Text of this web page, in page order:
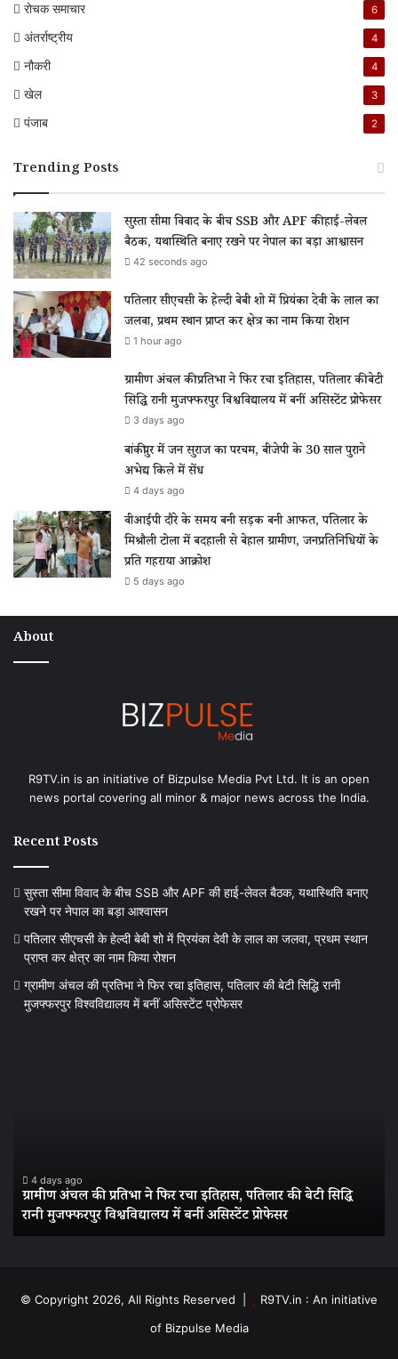
रोचक समाचार 6
अंतर्राष्ट्रीय 4
नौकरी 4
खेल 3
पंजाब 2
Trending Posts
सुस्ता सीमा विवाद के बीच SSB और APF की हाई-लेवल
बैठक, यथास्थिति बनाए रखने पर नेपाल का बड़ा आश्वासन
42 seconds ago
पतिलार सीएचसी के हेल्दी बेबी शो में प्रियंका देवी के लाल का
जलवा, प्रथम स्थान प्राप्त कर क्षेत्र का नाम किया रोशन
1 hour ago
ग्रामीण अंचल की प्रतिभा ने फिर रचा इतिहास, पतिलार की बेटी
सिद्धि रानी मुजफ्फरपुर विश्वविद्यालय में बनीं असिस्टेंट प्रोफेसर
3 days ago
बांकीपुर में जन सुराज का परचम, बीजेपी के 30 साल पुराने
अभेद्य किले में सेंध
4 days ago
वीआईपी दौरे के समय बनी सड़क बनी आफत, पतिलार के
मिश्रौली टोला में बदहाली से बेहाल ग्रामीण, जनप्रतिनिधियों के
प्रति गहराया आक्रोश
5 days ago
About
R9TV.in is an initiative of Bizpulse Media Pvt Ltd. It is an open
news portal covering all minor & major news across the India.
Recent Posts
सुस्ता सीमा विवाद के बीच SSB और APF की हाई-लेवल बैठक, यथास्थिति बनाए
रखने पर नेपाल का बड़ा आश्वासन
पतिलार सीएचसी के हेल्दी बेबी शो में प्रियंका देवी के लाल का जलवा, प्रथम स्थान
प्राप्त कर क्षेत्र का नाम किया रोशन
ग्रामीण अंचल की प्रतिभा ने फिर रचा इतिहास, पतिलार की बेटी सिद्धि रानी
मुजफ्फरपुर विश्वविद्यालय में बनीं असिस्टेंट प्रोफेसर
इतिहास,
पतिलार
की
बेटी
मुजफ्फरपुर
विश्वविद्यालय
4 days ago
ग्रामीण अंचल की प्रतिभा ने फिर रचा इतिहास, पतिलार की बेटी सिद्धि
रानी मुजफ्फरपुर विश्वविद्यालय में बनीं असिस्टेंट प्रोफेसर
© Copyright 2026, All Rights Reserved |
R9TV.in : An initiative
of Bizpulse Media